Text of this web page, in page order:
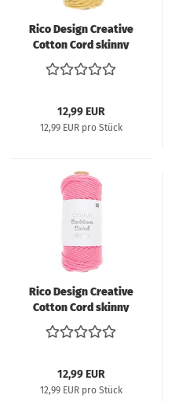
Rico Design Creative
Cotton Cord skinny
Makramee-Garn 190g
55m gelb
12,99 EUR
12,99 EUR pro Stück
Rico Design Creative
Cotton Cord skinny
Makramee-Garn 190g
55m pink
12,99 EUR
12,99 EUR pro Stück